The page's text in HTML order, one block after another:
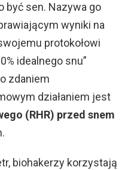
być sen. Nazywa go
wyniki na
protokołowi
idealnego snu”
zdaniem
działaniem jest
(RHR) przed snem
biohakerzy korzystają